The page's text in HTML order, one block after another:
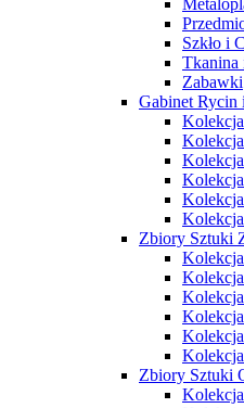
Szkło i
Tkanina
Zabawki
Gabinet Rycin
Zbiory Sztuki
Kolekcja
Zbiory Sztuki